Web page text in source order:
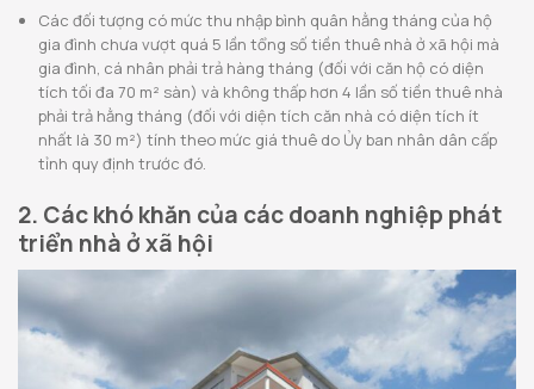
Các đối tượng có mức thu nhập bình quân hằng tháng của hộ
gia đình chưa vượt quá 5 lần tổng số tiền thuê nhà ở xã hội mà
gia đình, cá nhân phải trả hàng tháng (đối với căn hộ có diện
tích tối đa 70 m² sàn) và không thấp hơn 4 lần số tiền thuê nhà
phải trả hằng tháng (đối với diện tích căn nhà có diện tích ít
nhất là 30 m²) tính theo mức giá thuê do Ủy ban nhân dân cấp
tỉnh quy định trước đó.
2. Các khó khăn của các doanh nghiệp phát
triển nhà ở xã hội